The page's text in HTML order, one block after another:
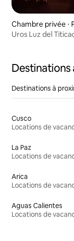
Chambre privée ⋅
Uros Luz del
Destinations
Destinations à
Cusco
Locations de
La Paz
Locations de
Arica
Locations de
Aguas Calientes
Locations de